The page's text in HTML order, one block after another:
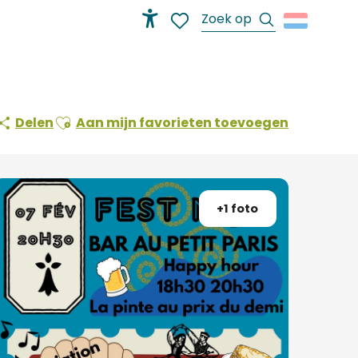
Zoek op
DelenAjouter aux favoris
Aan mijn favorieten toevoegen
+1 foto